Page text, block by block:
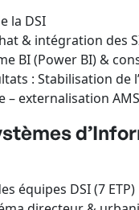
la DSI
& intégration des
BI (Power BI) &
: Stabilisation de
– externalisation
équipes DSI (7 ETP)